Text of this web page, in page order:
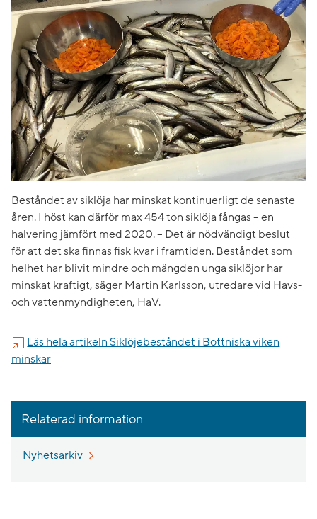
Beståndet av siklöja har minskat kontinuerligt de senaste
åren. I höst kan därför max 454 ton siklöja fångas – en
halvering jämfört med 2020. – Det är nödvändigt beslut
för att det ska finnas fisk kvar i framtiden. Beståndet som
helhet har blivit mindre och mängden unga siklöjor har
minskat kraftigt, säger Martin Karlsson, utredare vid Havs-
och vattenmyndigheten, HaV.
Läs hela artikeln Siklöjebeståndet i Bottniska viken
minskar
Relaterad information
Nyhetsarkiv